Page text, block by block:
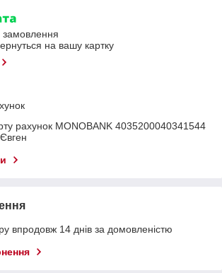
замовлення
на вашу картку
рахунок MONOBANK 4035200040341544
впродовж 14 днів за домовленістю